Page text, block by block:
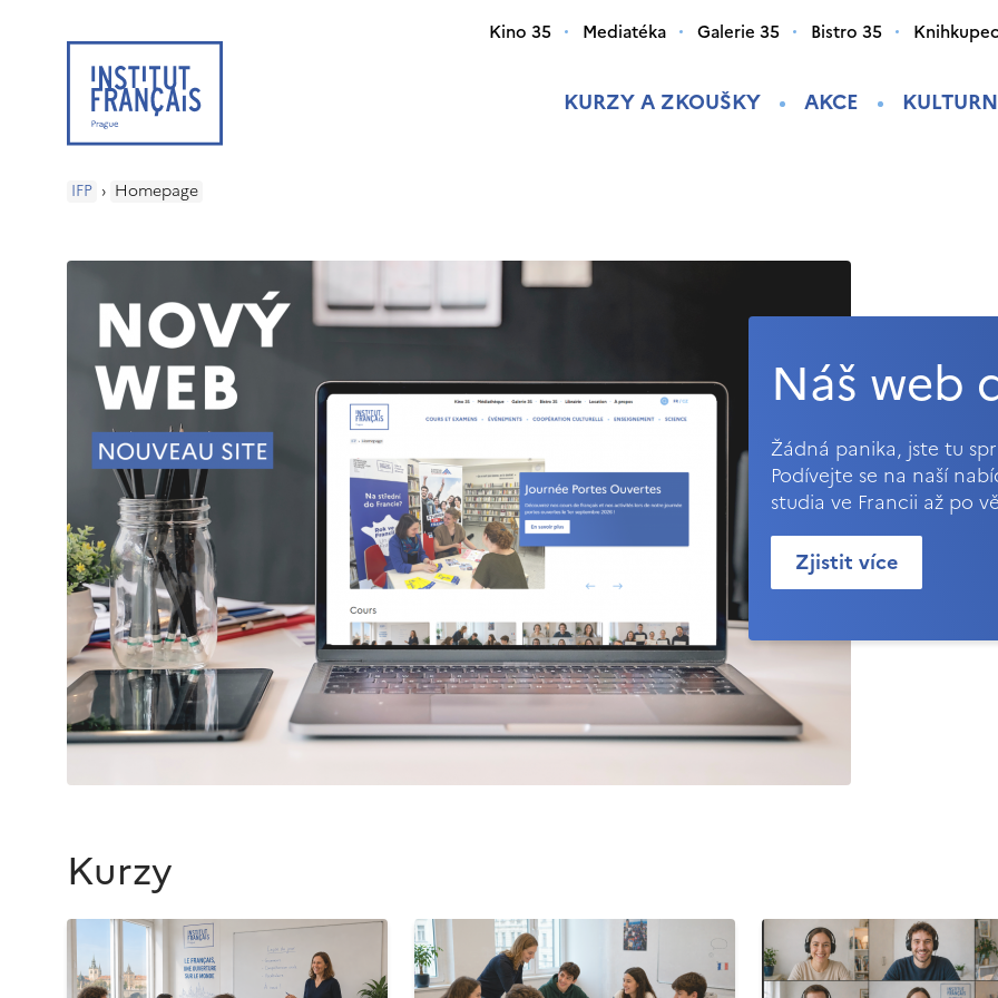
KURZY A ZKOUŠKY AKCE
Kino 35 Mediatéka Galerie 35 Bistro 35
IFP › Homepage
Náš web
Žádná panika, jste tu
Podívejte se na naší
studia ve Francii až po
Zjistit více
Kurzy